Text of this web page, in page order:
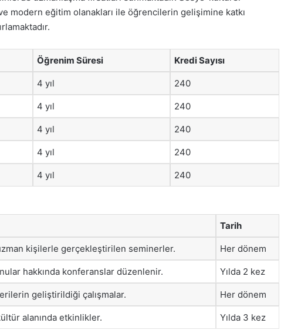
modern eğitim olanakları ile öğrencilerin gelişimine katkı
Öğrenim Süresi Kredi Sayısı
4 yıl 240
4 yıl 240
4 yıl 240
4 yıl 240
4 yıl 240
Tarih
kişilerle gerçekleştirilen seminerler. Her dönem
hakkında konferanslar düzenlenir. Yılda 2 kez
geliştirildiği çalışmalar. Her dönem
alanında etkinlikler. Yılda 3 kez